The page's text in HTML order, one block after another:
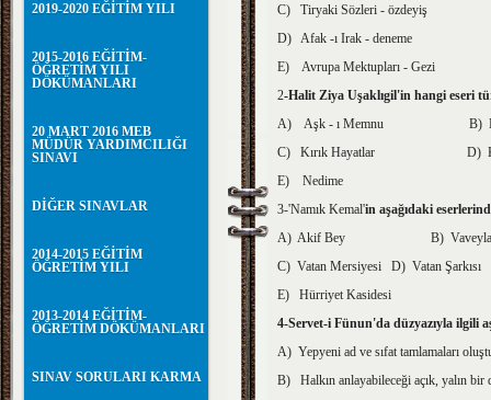
2019-2020 EĞİTİM YILI
2015-2016 EĞİTİM-
ÖĞRETİM YILI
DÖKÜMANLARI
20 MART 2016 MEB
MÜDÜR YARDIMCILIĞI
SINAVI
DİĞER SINAVLAR
2014-2015 EĞİTİM
ÖĞRETİM YILI
2013-2014 EĞİTİM-
ÖĞRETİM DÖKÜMANLARI
SINAV SORULARI KARMA
C) Tiryaki Sözleri - özdeyiş
D) Afak -ı Irak - deneme
E) Avrupa Mektupları - Gezi
2-Halit Ziya Uşaklıgil'in hangi eseri
A) Aşk - ı Memnu B) Mai
C) Kırık Hayatlar D)
E) Nedime
3-'Namık Kemal'in aşağıdaki
A) Akif Bey B) Vaveyla
C) Vatan Mersiyesi D) Vatan Şarkısı
E) Hürriyet Kasidesi
4-Servet-i Fünun'da düzyazıyla ilgili
A) Yepyeni ad ve sıfat tamlamaları
B) Halkın anlayabileceği açık, yalın bir